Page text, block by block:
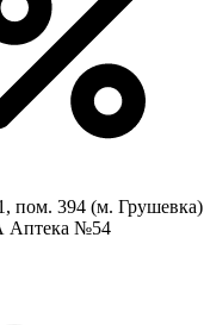
пом. 394 (м. Грушевка)
Аптека №54